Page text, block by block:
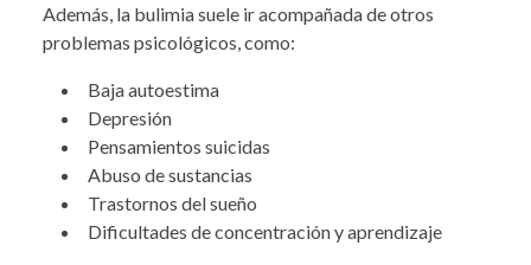
Además, la bulimia suele ir acompañada de otros
problemas psicológicos, como:
Baja autoestima
Depresión
Pensamientos suicidas
Abuso de sustancias
Trastornos del sueño
Dificultades de concentración y aprendizaje